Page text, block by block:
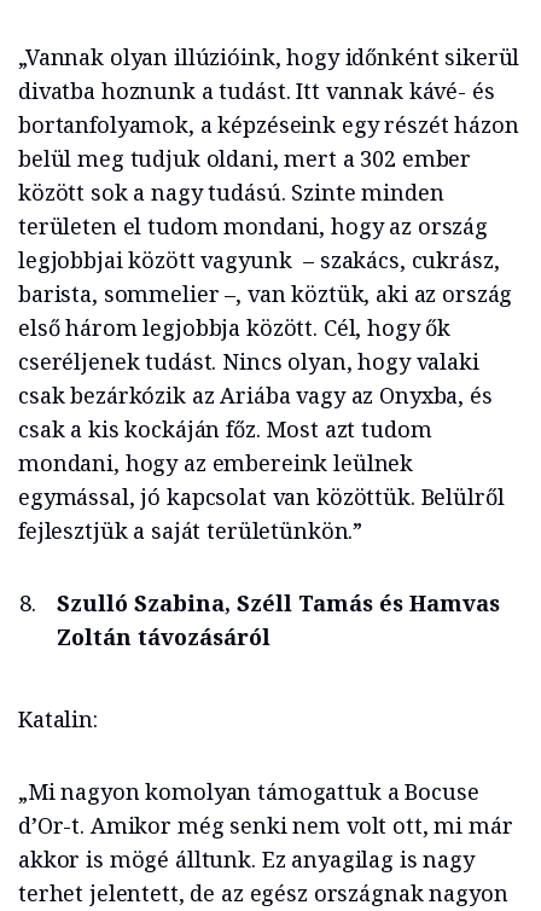
„Vannak olyan illúzióink, hogy időnként sikerül
divatba hoznunk a tudást. Itt vannak kávé- és
bortanfolyamok, a képzéseink egy részét házon
belül meg tudjuk oldani, mert a 302 ember
között sok a nagy tudású. Szinte minden
területen el tudom mondani, hogy az ország
legjobbjai között vagyunk – szakács, cukrász,
barista, sommelier –, van köztük, aki az ország
első három legjobbja között. Cél, hogy ők
cseréljenek tudást. Nincs olyan, hogy valaki
csak bezárkózik az Ariába vagy az Onyxba, és
csak a kis kockáján főz. Most azt tudom
mondani, hogy az embereink leülnek
egymással, jó kapcsolat van közöttük. Belülről
fejlesztjük a saját területünkön.”
Szulló Szabina, Széll Tamás és Hamvas
Zoltán távozásáról
Katalin:
„Mi nagyon komolyan támogattuk a Bocuse
d’Or-t. Amikor még senki nem volt ott, mi már
akkor is mögé álltunk. Ez anyagilag is nagy
terhet jelentett, de az egész országnak nagyon